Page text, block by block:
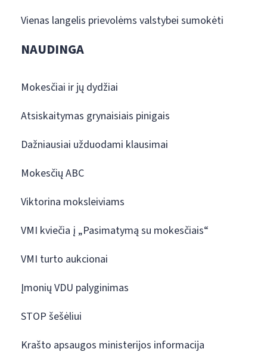
Vienas langelis prievolėms valstybei sumokėti
NAUDINGA
Mokesčiai ir jų dydžiai
Atsiskaitymas grynaisiais pinigais
Dažniausiai užduodami klausimai
Mokesčių ABC
Viktorina moksleiviams
VMI kviečia į „Pasimatymą su mokesčiais“
VMI turto aukcionai
Įmonių VDU palyginimas
STOP šešėliui
Krašto apsaugos ministerijos informacija